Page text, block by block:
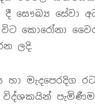
දී සෞඛ්‍ය සේවා
කොරෝනා
ලදි.
මැදපෙරදිග